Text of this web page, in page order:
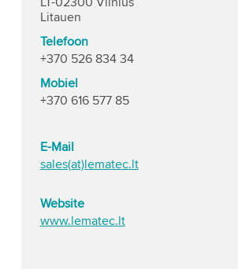
Litauen
Telefoon
+370 526 834 34
Mobiel
+370 616 577 85
E-Mail
sales(at)lematec.lt
Website
www.lematec.lt